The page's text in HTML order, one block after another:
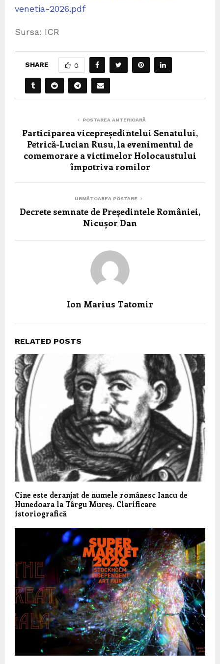
venetia-2026.pdf
Sursa: ICR
SHARE 0
POSTAREA ANTERIOARĂ
Participarea vicepreședintelui Senatului,
Petrică-Lucian Rusu, la evenimentul de
comemorare a victimelor Holocaustului
împotriva romilor
URMĂTOAREA POSTARE
Decrete semnate de Președintele României,
Nicușor Dan
Ion Marius Tatomir
RELATED POSTS
Cine este deranjat de numele românesc Iancu de
Hunedoara la Târgu Mureș. Clarificare
istoriografică